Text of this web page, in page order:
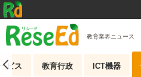
教育業界ニュース
ビス 教育行政 ICT機器